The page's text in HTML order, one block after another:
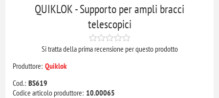
QUIKLOK - Supporto per ampli bracci
telescopici
Si tratta della prima recensione per questo prodotto
Produttore: Quiklok
Cod.: BS619
Codice articolo produttore: 10.00065